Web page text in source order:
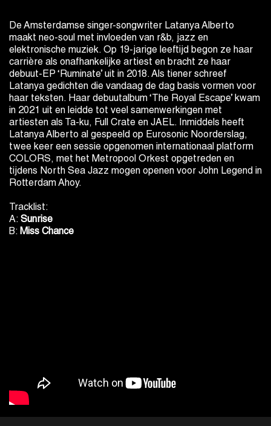
De Amsterdamse singer-songwriter Latanya Alberto
maakt neo-soul met invloeden van r&b, jazz en
elektronische muziek. Op 19-jarige leeftijd begon ze haar
carrière als onafhankelijke artiest en bracht ze haar
debuut-EP ‘Ruminate’ uit in 2018. Als tiener schreef
Latanya gedichten die vandaag de dag basis vormen voor
haar teksten. Haar debuutalbum ‘The Royal Escape’ kwam
in 2021 uit en leidde tot veel samenwerkingen met
artiesten als Ta-ku, Full Crate en JAEL. Inmiddels heeft
Latanya Alberto al gespeeld op Eurosonic Noorderslag,
twee keer een sessie opgenomen internationaal platform
COLORS, met het Metropool Orkest opgetreden en
tijdens North Sea Jazz mogen openen voor John Legend in
Rotterdam Ahoy.
Tracklist:
A: Sunrise
B: Miss Chance